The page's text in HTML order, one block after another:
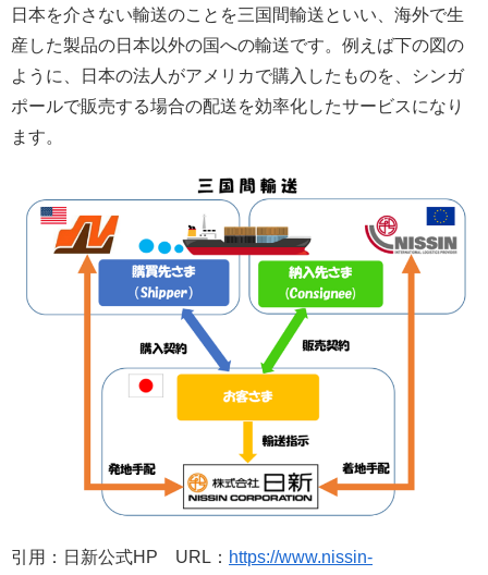
日本を介さない輸送のことを三国間輸送といい、海外で生
産した製品の日本以外の国への輸送です。例えば下の図の
ように、日本の法人がアメリカで購入したものを、シンガ
ポールで販売する場合の配送を効率化したサービスになり
ます。
引用：日新公式HP URL： https://www.nissin-